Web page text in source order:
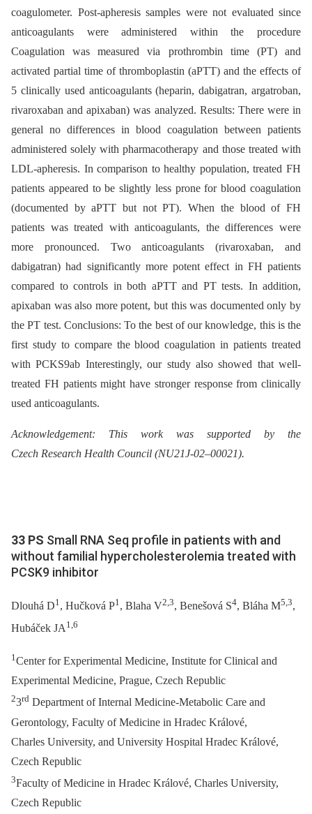
coagulometer. Post-apheresis samples were not evaluated since
anticoagulants were administered within the procedure
Coagulation was measured via prothrombin time (PT) and
activated partial time of thromboplastin (aPTT) and the effects of
5 clinically used anticoagulants (heparin, dabigatran, argatroban,
rivaroxaban and apixaban) was analyzed. Results: There were in
general no differences in blood coagulation between patients
adminis­tered solely with pharmacotherapy and those treated with
LDL-apheresis. In comparison to healthy population, treated FH
patients appeared to be slightly less prone for blood coagulation
(documented by aPTT but not PT). When the blood of FH
patients was treated with anticoagulants, the differences were
more pronounced. Two anticoagulants (rivaroxaban, and
dabigatran) had significantly more potent effect in FH patients
compared to controls in both aPTT and PT tests. In addition,
apixaban was also more potent, but this was documented only by
the PT test. Conclusions: To the best of our knowledge, this is the
first study to compare the blood coagulation in patients treated
with PCKS9ab Interestingly, our study also showed that well-
treated FH patients might have stronger response from clinically
used anticoagulants.
Acknowledgement: This work was supported by the
Czech Research Health Council (NU21J-02–00021).
33 PS Small RNA Seq profile in patients with and
without familial hypercholesterolemia treated with
PCSK9 inhibitor
Dlouhá D1, Hučková P1, Blaha V2,3, Benešová S4, Bláha M5,3,
Hubáček JA 1,6
1Center for Experimental Medicine, Institute for Clinical and
Experimental Medicine, Prague, Czech Republic
23rd Department of Internal Medicine-Metabolic Care and
Gerontology, Faculty of Medicine in Hradec Králové,
Charles University, and University Hospital Hradec Králové,
Czech Republic
3Faculty of Medicine in Hradec Králové, Charles University,
Czech Republic